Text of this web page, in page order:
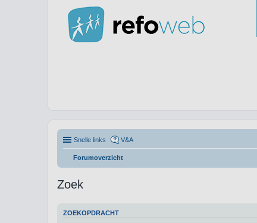
Snelle links V&A
Forumoverzicht
Zoek
ZOEKOPDRACHT